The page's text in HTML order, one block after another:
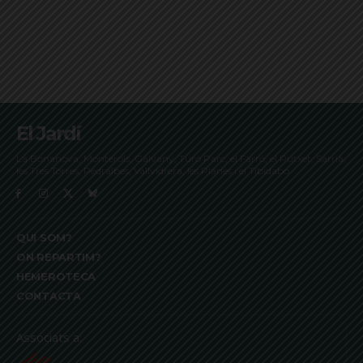
El Jardí
La Bonanova, Monterols, Galvany, Turó Parc, el Farró, el Putxet, Sarrià,
les Tres Torres, Pedralbes, Vallvidrera, les Planes i el Tibidabo
QUI SOM?
ON REPARTIM?
HEMEROTECA
CONTACTA
Associats a: